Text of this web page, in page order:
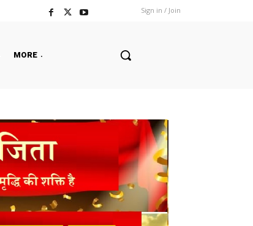
Sign in / Join
MORE